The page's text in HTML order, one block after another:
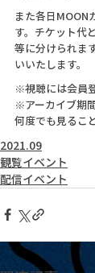
また各日MOON
す。チケット代
等に分けられま
いいたします。
※視聴には会員
※アーカイブ期
何度でも見るこ
2021.09
観覧イベント
配信イベント